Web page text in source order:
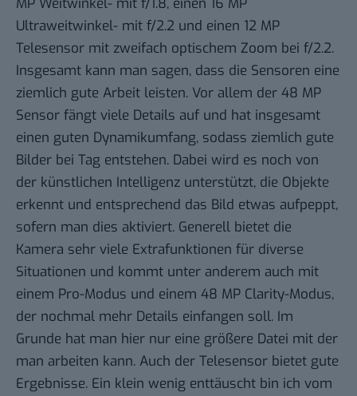
MP Weitwinkel- mit f/1.8, einen 16 MP
Ultraweitwinkel- mit f/2.2 und einen 12 MP
Telesensor mit zweifach optischem Zoom bei f/2.2.
Insgesamt kann man sagen, dass die Sensoren eine
ziemlich gute Arbeit leisten. Vor allem der 48 MP
Sensor fängt viele Details auf und hat insgesamt
einen guten Dynamikumfang, sodass ziemlich gute
Bilder bei Tag entstehen. Dabei wird es noch von
der künstlichen Intelligenz unterstützt, die Objekte
erkennt und entsprechend das Bild etwas aufpeppt,
sofern man dies aktiviert. Generell bietet die
Kamera sehr viele Extrafunktionen für diverse
Situationen und kommt unter anderem auch mit
einem Pro-Modus und einem 48 MP Clarity-Modus,
der nochmal mehr Details einfangen soll. Im
Grunde hat man hier nur eine größere Datei mit der
man arbeiten kann. Auch der Telesensor bietet gute
Ergebnisse. Ein klein wenig enttäuscht bin ich vom